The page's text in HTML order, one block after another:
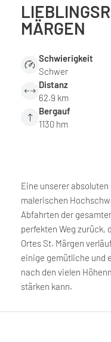
MÄRGEN
Schwierigkeit
Schwer
Distanz
62.9 km
Bergauf
1130 hm
Eine unserer
malerischen
Abfahrten der
perfekten Weg zurück,
Ortes St. Märgen
einige gemütliche und
nach den vielen
stärken kann.